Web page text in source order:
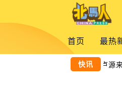
首页 最热
快讯
大树倒下封路！ 卢源